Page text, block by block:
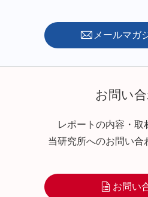
メールマガ
お問い
レポートの内容・取
当研究所へのお問い合
お問い